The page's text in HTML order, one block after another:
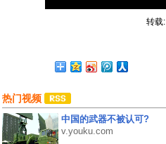
转载:
热门视频
中国的武器不被认可?
v.youku.com